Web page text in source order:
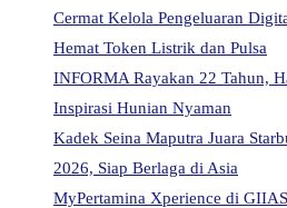
Cermat Kelola Pengeluaran
Hemat Token Listrik dan Pulsa
INFORMA Rayakan 22 Tahun,
Inspirasi Hunian Nyaman
Kadek Seina Maputra Juara
2026, Siap Berlaga di Asia
MyPertamina Xperience di